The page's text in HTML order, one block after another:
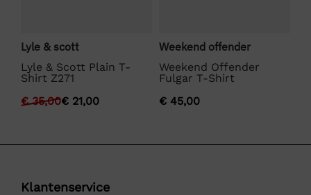
Lyle & scott
Lyle & Scott Plain T-
Shirt Z271
€35,00€ 21,00
Weekend offender
Weekend Offender
Fulgar T-Shirt
€ 45,00
Klantenservice